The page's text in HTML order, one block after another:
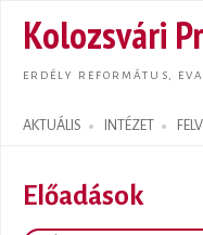
Kolozsvári
ERDÉLY REFORMÁTUS,
AKTUÁLIS INTÉZET
Search form
Előadások